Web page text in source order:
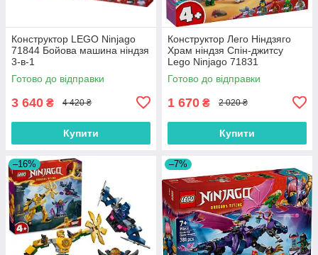
Конструктор LEGO Ninjago
71844 Бойова машина ніндзя
3-в-1
Готово до відправки
3 640 ₴ 4 420 ₴
Купити
Конструктор Лего Ніндзяго
Храм ніндзя Спін-джитсу
Lego Ninjago 71831
Готово до відправки
1 670 ₴ 2 020 ₴
Купити
–16% –7%